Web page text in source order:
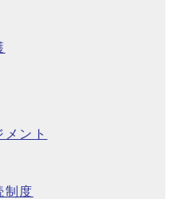
ント
制度